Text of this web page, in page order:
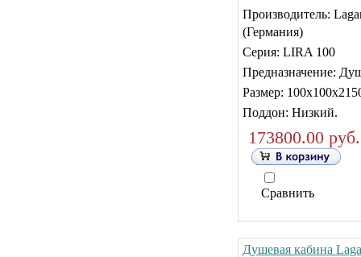
Производитель:
(Германия)
Серия: LIRA 100
Предназначение:
Размер: 10
Поддон: Низкий.
173800.00 руб.
Сравнить
Душевая кабина